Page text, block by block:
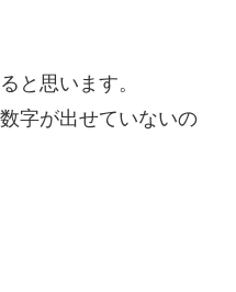
と思います。
字が出せていないの